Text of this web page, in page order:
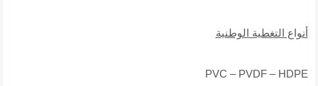
أنواع التغطية الوطنية
PVC – PVDF – HDPE